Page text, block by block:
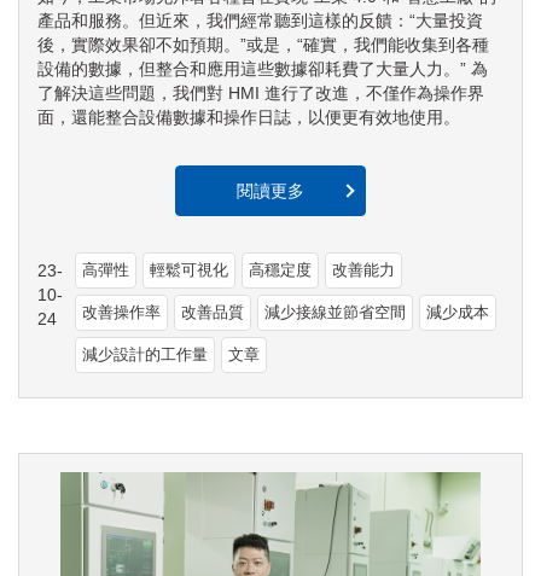
產品和服務。但近來，我們經常聽到這樣的反饋：“大量投資
後，實際效果卻不如預期。”或是，“確實，我們能收集到各種
設備的數據，但整合和應用這些數據卻耗費了大量人力。” 為
了解決這些問題，我們對 HMI 進行了改進，不僅作為操作界
面，還能整合設備數據和操作日誌，以便更有效地使用。
閱讀更多
23-
10-
24
高彈性 輕鬆可視化 高穩定度 改善能力
改善操作率 改善品質 減少接線並節省空間 減少成本
減少設計的工作量 文章